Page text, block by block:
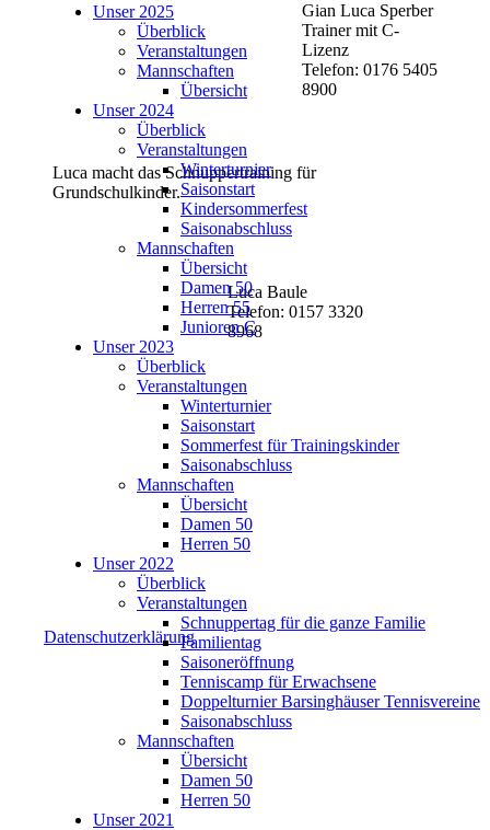
Datenschutzerklärung
Gian Luca Sperber
Trainer mit C-
Lizenz
Telefon: 0176 5405
8900
Luca macht das Schnuppertraining für
Grundschulkinder.
Luca Baule
Telefon: 0157 3320
8968
Unser 2025
Überblick
Veranstaltungen
Mannschaften
Übersicht
Unser 2024
Überblick
Veranstaltungen
Winterturnier
Saisonstart
Kindersommerfest
Saisonabschluss
Mannschaften
Übersicht
Damen 50
Herren 55
Junioren C
Unser 2023
Überblick
Veranstaltungen
Winterturnier
Saisonstart
Sommerfest für Trainingskinder
Saisonabschluss
Mannschaften
Übersicht
Damen 50
Herren 50
Unser 2022
Überblick
Veranstaltungen
Schnuppertag für die ganze Familie
Familientag
Saisoneröffnung
Tenniscamp für Erwachsene
Doppelturnier Barsinghäuser Tennisvereine
Saisonabschluss
Mannschaften
Übersicht
Damen 50
Herren 50
Unser 2021